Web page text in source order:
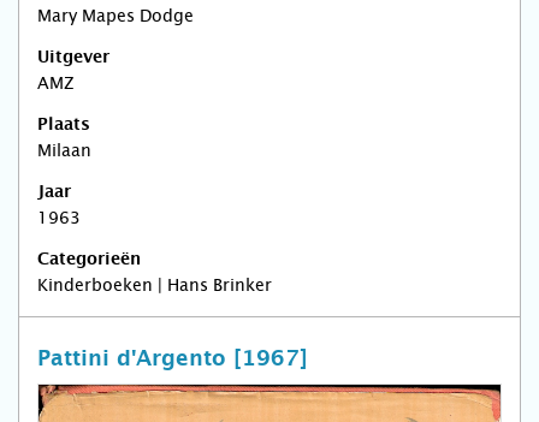
Mary Mapes Dodge
Uitgever
AMZ
Plaats
Milaan
Jaar
1963
Categorieën
Kinderboeken | Hans Brinker
Pattini d'Argento [1967]